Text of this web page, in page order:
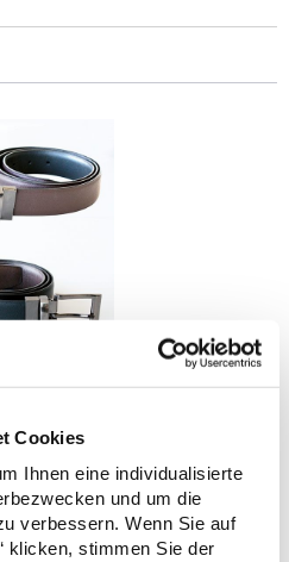
Cookies
Ihnen eine individualisierte
und um die
verbessern. Wenn Sie auf
klicken, stimmen Sie der
und Gastronomie-
Deutschland Gürtel mit
Produktsicherheit: Herst.-Nr.:
Carl-Zeiss-Straße 5 70736
E-Mail: info@korntex.com
9,15 € *